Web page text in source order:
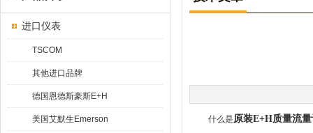
进口仪表
TSCOM
其他进口品牌
德国恩德斯豪斯E+H
美国艾默生Emerson 什么是原装E+H质量流